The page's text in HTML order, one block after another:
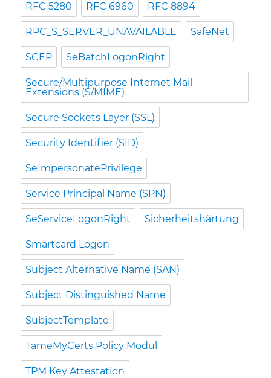
RFC 5280 RFC 6960 RFC 8894
RPC_S_SERVER_UNAVAILABLE SafeNet
SCEP SeBatchLogonRight
Secure/Multipurpose Internet Mail
Extensions (S/MIME)
Secure Sockets Layer (SSL)
Security Identifier (SID)
SeImpersonatePrivilege
Service Principal Name (SPN)
SeServiceLogonRight Sicherheitshärtung
Smartcard Logon
Subject Alternative Name (SAN)
Subject Distinguished Name
SubjectTemplate
TameMyCerts Policy Modul
TPM Key Attestation